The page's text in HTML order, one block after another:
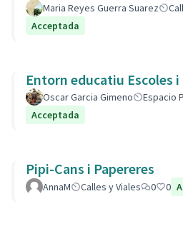
Maria Reyes Guerra Suarez
Acceptada
Entorn educatiu Escoles
Oscar Garcia Gimeno Espacio
Acceptada
Pipi-Cans i Papereres
AnnaM Calles y Viales 0 0